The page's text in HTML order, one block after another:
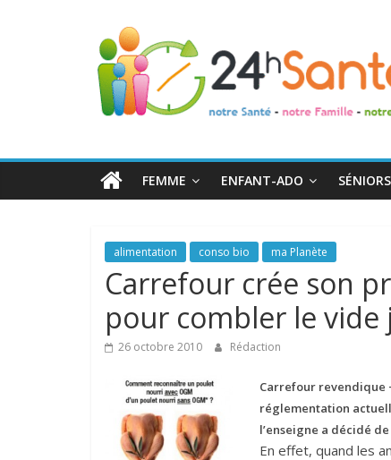
24h
Santé
toute
FEMME ENFANT-ADO SÉNIORS
alimentation conso bio ma Planète
Carrefour crée son
pour combler le
26 octobre 2010 Rédaction
Carrefour revendique
réglementation
l’enseigne a décidé
En effet, quand les